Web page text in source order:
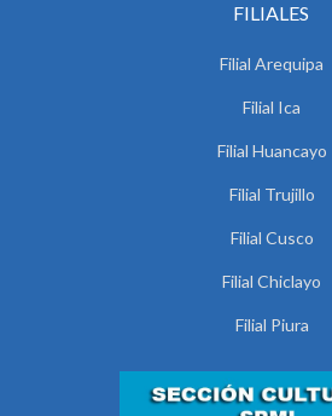
FILIALES
Filial Arequipa
Filial Ica
Filial Huancayo
Filial Trujillo
Filial Cusco
Filial Chiclayo
Filial Piura